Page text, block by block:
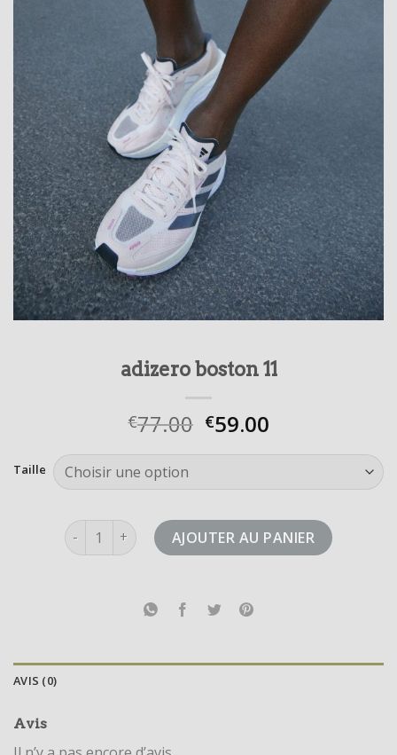
adizero boston 11
€77.00 €59.00
Taille
quantité de adizero boston 11
AJOUTER AU PANIER
AVIS (0)
Avis